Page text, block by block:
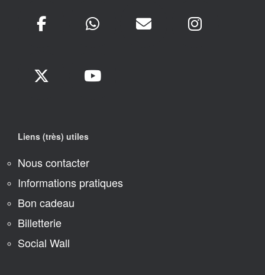
Liens (très) utiles
Nous contacter
Informations pratiques
Bon cadeau
Billetterie
Social Wall